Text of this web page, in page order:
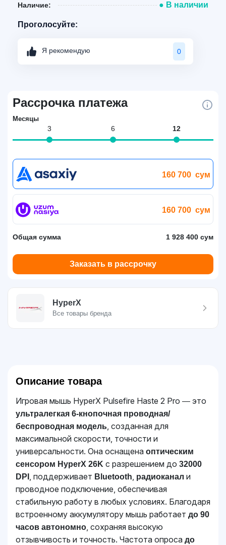
Наличие: ● В наличии
Проголосуйте:
Я рекомендую 0
Рассрочка платежа
Месяцы
3 6 12
160 700 сум
160 700 сум
Общая сумма 1 928 400 сум
Заказать в рассрочку
HyperX
Все товары бренда
Описание товара
Игровая мышь HyperX Pulsefire Haste 2 Pro ― это
ультралегкая 6-кнопочная проводная/
беспроводная модель, созданная для
максимальной скорости, точности и
универсальности. Она оснащена оптическим
сенсором HyperX 26K с разрешением до 32000
DPI , поддерживает Bluetooth, радиоканал и
проводное подключение, обеспечивая
стабильную работу в любых условиях. Благодаря
встроенному аккумулятору мышь работает до 90
часов автономно, сохраняя высокую
отзывчивость и точность. Частота опроса до